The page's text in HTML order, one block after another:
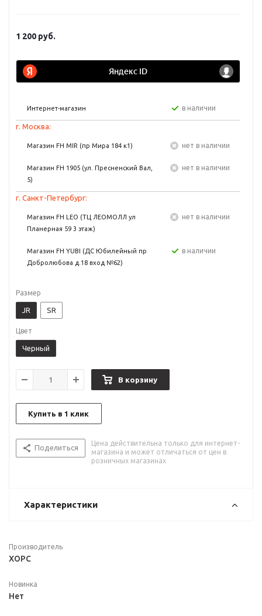
1 200 руб.
Интернет-магазин в наличии
г. Москва:
Магазин FH MIR (пр Мира 184 к1) Нет в наличии
Магазин FH 1905 (ул. Пресненский Вал,
5)
Нет в наличии
г. Санкт-Петербург:
Магазин FH LEO (ТЦ ЛЕОМОЛЛ ул
Планерная 59 3 этаж)
Нет в наличии
Магазин FH YUBI (ДС Юбилейный пр
Добролюбова д.18 вход №62)
в наличии
Размер
JR SR
Цвет
Черный
В корзину
Купить в 1 клик
Поделиться
Цена действительна только для интернет-
магазина и может отличаться от цен в
розничных магазинах
Характеристики
Производитель
ХОРС
Новинка
Нет